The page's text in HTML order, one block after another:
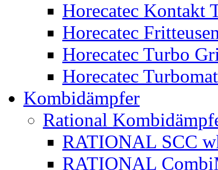
Horecatec Kontakt
Horecatec
Horecatec Turbo
Horecatec
Kombidämpfer
Rational
RATIONAL SCC
RATIONAL